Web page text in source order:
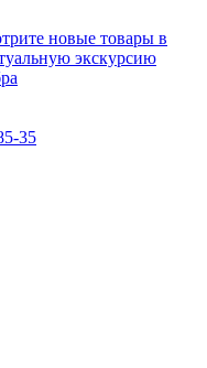
новые товары в
экскурсию
35